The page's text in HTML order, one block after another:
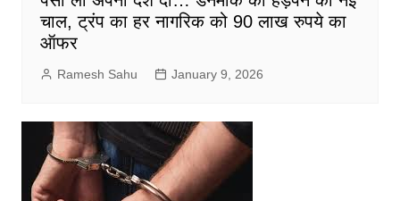
चाल, ट्रंप का हर नागरिक को 90 लाख रुपये का
ऑफर
Ramesh Sahu January 9, 2026